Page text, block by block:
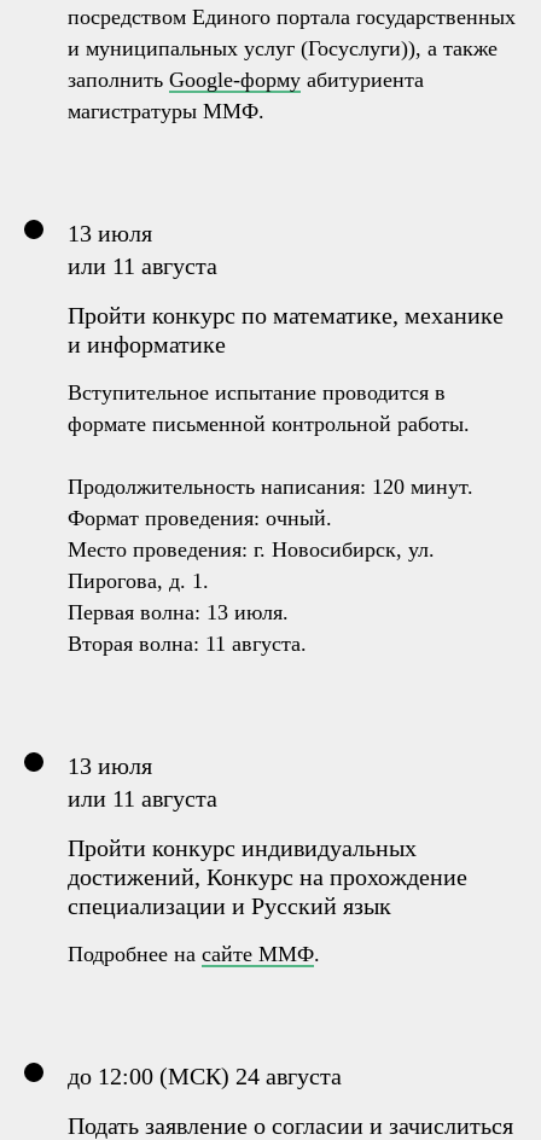
посредством Единого портала государственных
и муниципальных услуг (Госуслуги)), а также
заполнить Google-форму абитуриента
магистратуры ММФ.
13 июля
или 11 августа
Пройти конкурс по математике, механике
и информатике
Вступительное испытание проводится в
формате письменной контрольной работы.
Продолжительность написания: 120 минут.
Формат проведения: очный.
Место проведения: г. Новосибирск, ул.
Пирогова, д. 1.
Первая волна: 13 июля.
Вторая волна: 11 августа.
13 июля
или 11 августа
Пройти конкурс индивидуальных
достижений, Конкурс на прохождение
специализации и Русский язык
Подробнее на сайте ММФ.
до 12:00 (МСК) 24 августа
Подать заявление о согласии и зачислиться